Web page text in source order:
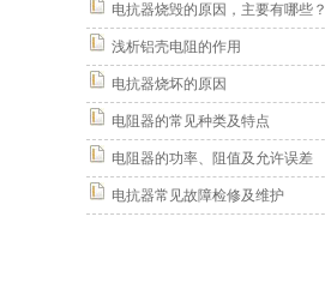
电抗器烧毁的原因，主要有哪些？
浅析铝壳电阻的作用
电抗器烧坏的原因
电阻器的常见种类及特点
电阻器的功率、阻值及允许误差
电抗器常见故障检修及维护